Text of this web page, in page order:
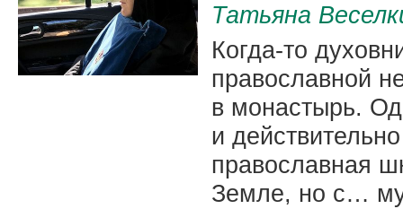
Татьяна
Когда-то
православной
в монастырь.
и
православная
Земле, но с…